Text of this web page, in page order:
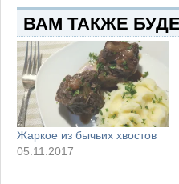
ВАМ ТАКЖЕ
Жаркое из бычьих хвостов
05.11.2017